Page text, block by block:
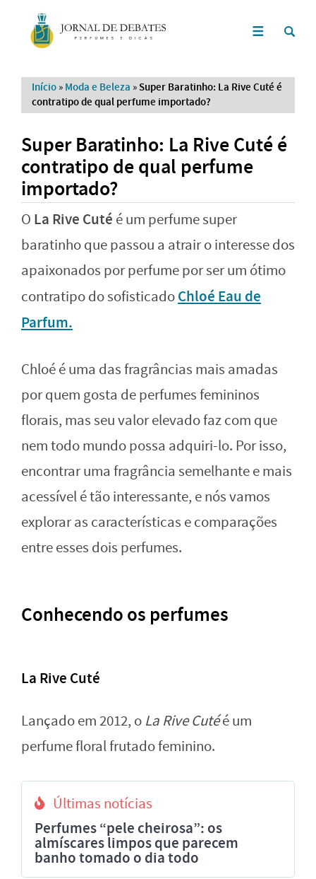
Início » Moda e Beleza » Super Baratinho: La Rive Cuté é
contratipo de qual perfume importado?
Super Baratinho: La Rive Cuté é
contratipo de qual perfume
importado?
O La Rive Cuté é um perfume super
baratinho que passou a atrair o interesse dos
apaixonados por perfume por ser um ótimo
contratipo do sofisticadoChloé Eau de
Parfum.
Chloé é uma das fragrâncias mais amadas
por quem gosta de perfumes femininos
florais, mas seu valor elevado faz com que
nem todo mundo possa adquiri-lo. Por isso,
encontrar uma fragrância semelhante e mais
acessível é tão interessante, e nós vamos
explorar as características e comparações
entre esses dois perfumes.
Conhecendo os perfumes
La Rive Cuté
Lançado em 2012, o La Rive Cutéé um
perfume floral frutado feminino.
Últimas notícias
Perfumes “pele cheirosa”: os
almíscares limpos que parecem
banho tomado o dia todo